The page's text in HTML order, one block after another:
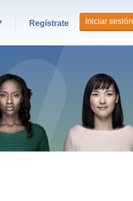
Regístrate Iniciar sesión